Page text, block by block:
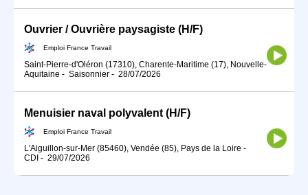
Ouvrier / Ouvrière paysagiste (H/F)
Emploi France Travail
Saint-Pierre-d'Oléron (17310), Charente-Maritime (17), Nouvelle-
Aquitaine - Saisonnier - 28/07/2026
Menuisier naval polyvalent (H/F)
Emploi France Travail
L'Aiguillon-sur-Mer (85460), Vendée (85), Pays de la Loire -
CDI - 29/07/2026